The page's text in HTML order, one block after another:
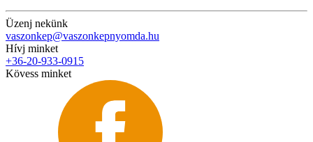
Üzenj nekünk
vaszonkep@vaszonkepnyomda.hu
Hívj minket
+36-20-933-0915
Kövess minket